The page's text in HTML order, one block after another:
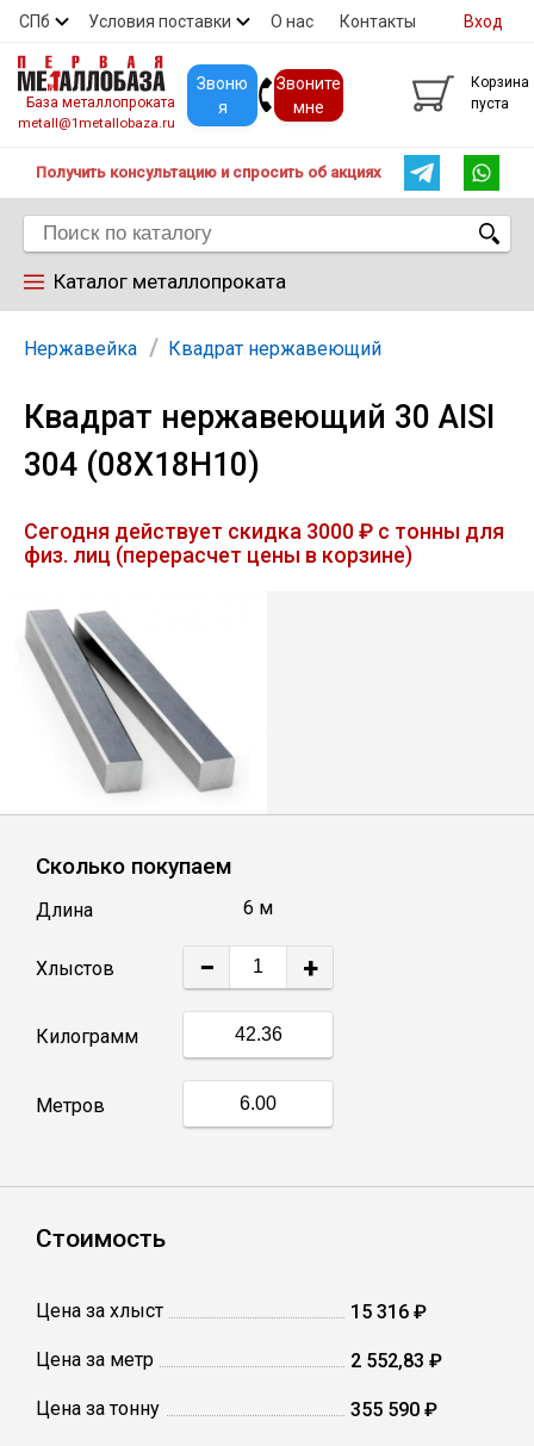
СПб Условия поставки О нас Контакты
Скидки Прайс Покупателям
Вход
База металлопроката
metall@1metallobaza.ru
Звоню
я
Звоните
мне
Корзина
пуста
Получить консультацию и спросить об акциях
Каталог металлопроката
Арматура
Труба профильная
Лист
Уголок
Балка
Швеллер
Катанка
Профлист
Винтовые сваи
Сетка кладочная
Круги абразивные
Нержавейка Квадрат нержавеющий
Квадрат нержавеющий 30 AISI
304 (08Х18Н10)
Сегодня действует скидка 3000 ₽ с тонны для
физ. лиц (перерасчет цены в корзине)
Сколько покупаем
Длина 6 м
Хлыстов − +
Килограмм
Метров
Стоимость
Цена за хлыст 15 316 ₽
Цена за метр 2 552,83 ₽
Цена за тонну 355 590 ₽